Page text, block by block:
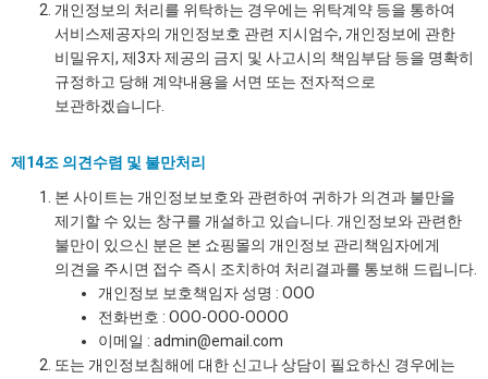
개인정보의 처리를 위탁하는 경우에는 위탁계약 등을 통하여
서비스제공자의 개인정보호 관련 지시엄수, 개인정보에 관한
비밀유지, 제3자 제공의 금지 및 사고시의 책임부담 등을 명확히
규정하고 당해 계약내용을 서면 또는 전자적으로
보관하겠습니다.
제14조 의견수렴 및 불만처리
본 사이트는 개인정보보호와 관련하여 귀하가 의견과 불만을
제기할 수 있는 창구를 개설하고 있습니다. 개인정보와 관련한
불만이 있으신 분은 본 쇼핑몰의 개인정보 관리책임자에게
의견을 주시면 접수 즉시 조치하여 처리결과를 통보해 드립니다.
개인정보 보호책임자 성명 : OOO
전화번호 : OOO-OOO-OOOO
이메일 : admin@email.com
또는 개인정보침해에 대한 신고나 상담이 필요하신 경우에는